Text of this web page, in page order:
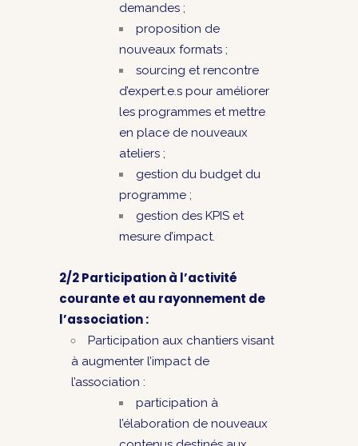
demandes ;
proposition de
nouveaux formats ;
sourcing et rencontre
d’expert.e.s pour améliorer
les programmes et mettre
en place de nouveaux
ateliers ;
gestion du budget du
programme ;
gestion des KPIS et
mesure d’impact.
2/2 Participation à l’activité
courante et au rayonnement de
l’association :
Participation aux chantiers visant
à augmenter l’impact de
l’association :
participation à
l’élaboration de nouveaux